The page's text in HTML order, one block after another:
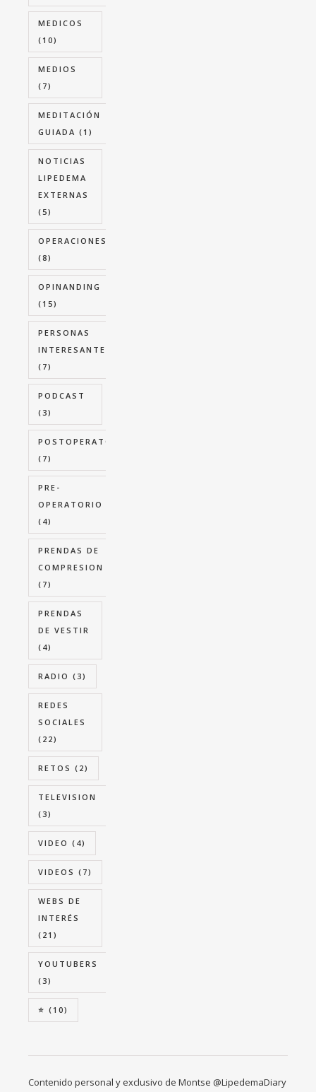
MEDICOS
(10)
MEDIOS
(7)
MEDITACIÓN
GUIADA (1)
NOTICIAS
LIPEDEMA
EXTERNAS
(5)
OPERACIONES
(8)
OPINANDING
(15)
PERSONAS
INTERESANTES
(7)
PODCAST
(3)
POSTOPERATORIO
(7)
PRE-
OPERATORIO
(4)
PRENDAS DE
COMPRESION
(7)
PRENDAS
DE VESTIR
(4)
RADIO (3)
REDES
SOCIALES
(22)
RETOS (2)
TELEVISION
(3)
VIDEO (4)
VIDEOS (7)
WEBS DE
INTERÉS
(21)
YOUTUBERS
(3)
⭐ (10)
Contenido personal y exclusivo de Montse @LipedemaDiary